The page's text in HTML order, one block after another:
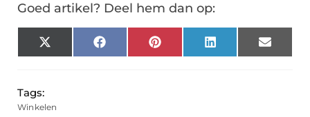
Goed artikel? Deel hem dan op:
X
(Twitter)
FacebookPinterest LinkedIn Email
Tags:
Winkelen